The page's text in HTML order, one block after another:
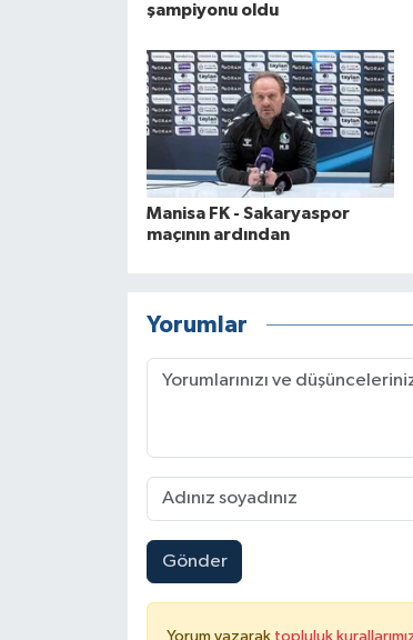
şampiyonu oldu
Manisa FK - Sakaryaspor
maçının ardından
Yorumlar
Gönder
Yorum yazarak topluluk